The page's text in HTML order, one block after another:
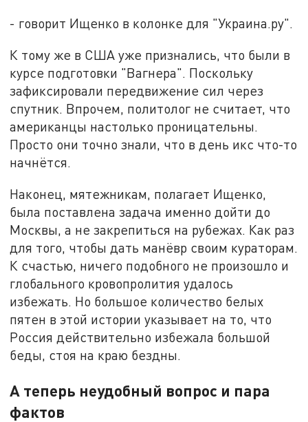
- говорит Ищенко в колонке для "Украина.ру".
К тому же в США уже признались, что были в
курсе подготовки "Вагнера". Поскольку
зафиксировали передвижение сил через
спутник. Впрочем, политолог не считает, что
американцы настолько проницательны.
Просто они точно знали, что в день икс что-то
начнётся.
Наконец, мятежникам, полагает Ищенко,
была поставлена задача именно дойти до
Москвы, а не закрепиться на рубежах. Как раз
для того, чтобы дать манёвр своим кураторам.
К счастью, ничего подобного не произошло и
глобального кровопролития удалось
избежать. Но большое количество белых
пятен в этой истории указывает на то, что
Россия действительно избежала большой
беды, стоя на краю бездны.
А теперь неудобный вопрос и пара
фактов